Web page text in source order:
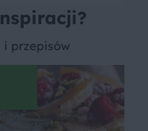
przepisów